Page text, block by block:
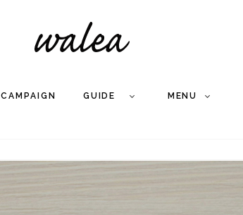
CAMPAIGN GUIDE
Q
A
GEL NAIL
MENU
WEDDING NAIL